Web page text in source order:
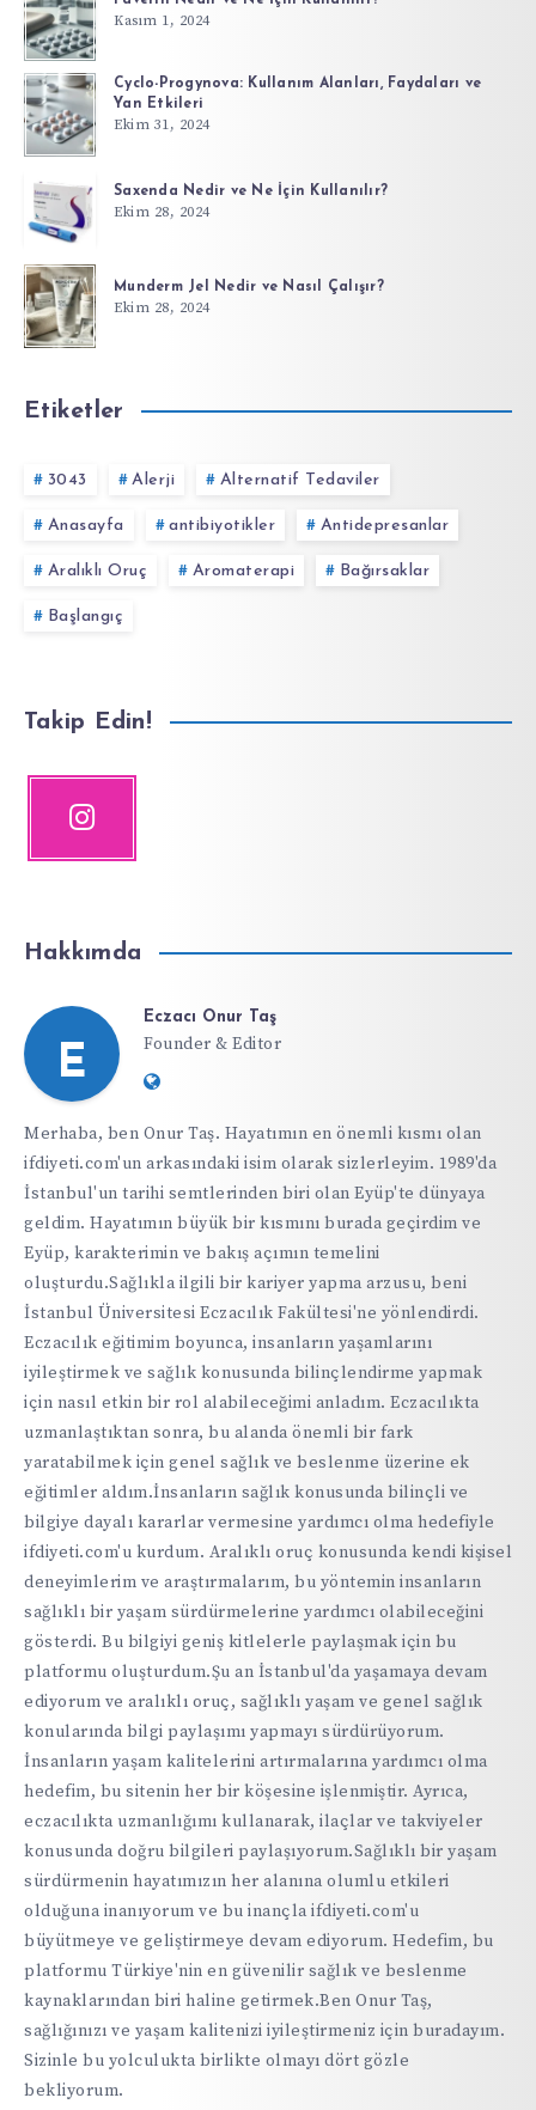
Kasım 1, 2024
Cyclo-Progynova: Kullanım Alanları, Faydaları ve
Yan Etkileri
Ekim 31, 2024
Saxenda Nedir ve Ne İçin Kullanılır?
Ekim 28, 2024
Munderm Jel Nedir ve Nasıl Çalışır?
Ekim 28, 2024
Etiketler
3043 Alerji Alternatif Tedaviler
Anasayfa antibiyotikler Antidepresanlar
Aralıklı Oruç Aromaterapi Bağırsaklar
Başlangıç
Takip Edin!
Hakkımda
E
Eczacı Onur Taş
Founder & Editor
Website:
Merhaba, ben Onur Taş. Hayatımın en önemli kısmı olan
ifdiyeti.com'un arkasındaki isim olarak sizlerleyim. 1989'da
İstanbul'un tarihi semtlerinden biri olan Eyüp'te dünyaya
geldim. Hayatımın büyük bir kısmını burada geçirdim ve
Eyüp, karakterimin ve bakış açımın temelini
oluşturdu.Sağlıkla ilgili bir kariyer yapma arzusu, beni
İstanbul Üniversitesi Eczacılık Fakültesi'ne yönlendirdi.
Eczacılık eğitimim boyunca, insanların yaşamlarını
iyileştirmek ve sağlık konusunda bilinçlendirme yapmak
için nasıl etkin bir rol alabileceğimi anladım. Eczacılıkta
uzmanlaştıktan sonra, bu alanda önemli bir fark
yaratabilmek için genel sağlık ve beslenme üzerine ek
eğitimler aldım.İnsanların sağlık konusunda bilinçli ve
bilgiye dayalı kararlar vermesine yardımcı olma hedefiyle
ifdiyeti.com'u kurdum. Aralıklı oruç konusunda kendi kişisel
deneyimlerim ve araştırmalarım, bu yöntemin insanların
sağlıklı bir yaşam sürdürmelerine yardımcı olabileceğini
gösterdi. Bu bilgiyi geniş kitlelerle paylaşmak için bu
platformu oluşturdum.Şu an İstanbul'da yaşamaya devam
ediyorum ve aralıklı oruç, sağlıklı yaşam ve genel sağlık
konularında bilgi paylaşımı yapmayı sürdürüyorum.
İnsanların yaşam kalitelerini artırmalarına yardımcı olma
hedefim, bu sitenin her bir köşesine işlenmiştir. Ayrıca,
eczacılıkta uzmanlığımı kullanarak, ilaçlar ve takviyeler
konusunda doğru bilgileri paylaşıyorum.Sağlıklı bir yaşam
sürdürmenin hayatımızın her alanına olumlu etkileri
olduğuna inanıyorum ve bu inançla ifdiyeti.com'u
büyütmeye ve geliştirmeye devam ediyorum. Hedefim, bu
platformu Türkiye'nin en güvenilir sağlık ve beslenme
kaynaklarından biri haline getirmek.Ben Onur Taş,
sağlığınızı ve yaşam kalitenizi iyileştirmeniz için buradayım.
Sizinle bu yolculukta birlikte olmayı dört gözle
bekliyorum.